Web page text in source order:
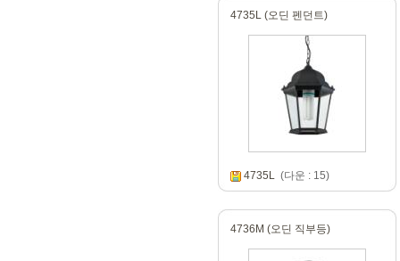
4735L (오딘 펜던트)
4735L(다운 : 15)
4736M (오딘 직부등)